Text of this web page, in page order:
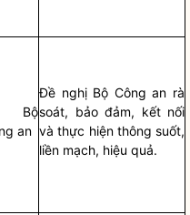
an
Đề nghị Bộ Công an rà
soát, bảo đảm, kết nối
và thực hiện thông suốt,
liền mạch, hiệu quả.